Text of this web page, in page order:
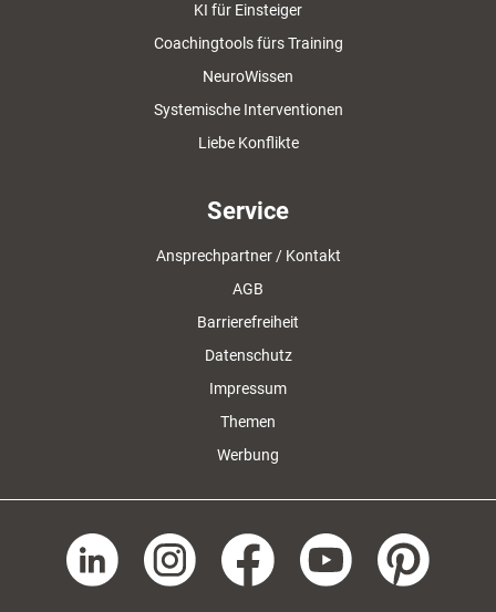
KI für Einsteiger
Coachingtools fürs Training
NeuroWissen
Systemische Interventionen
Liebe Konflikte
Service
Ansprechpartner / Kontakt
AGB
Barrierefreiheit
Datenschutz
Impressum
Themen
Werbung